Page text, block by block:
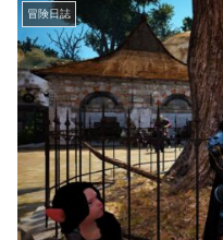
冒険日誌